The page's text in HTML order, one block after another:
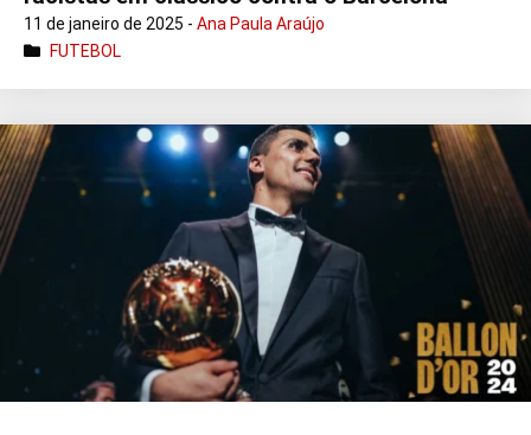
11 de janeiro de 2025 - Ana Paula Araújo
FUTEBOL